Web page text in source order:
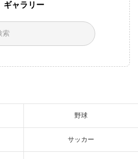
ギャラリー
野球
サッカー